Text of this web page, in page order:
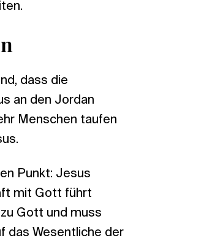
dass die
an den Jordan
Menschen taufen
Punkt: Jesus
mit Gott führt
Gott und muss
das Wesentliche der